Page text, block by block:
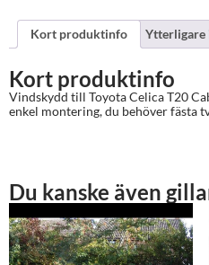
Kort produktinfo
Kort produktinfo
Vindskydd till Toyota Celica T20
enkel montering, du behöver fästa
Du kanske även